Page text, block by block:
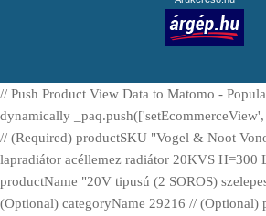
// Push Product View Data to Matomo -
dynamically
// (Required) productSKU "Vogel & Noot
lapradiátor acéllemez radiátor 20KVS H=300
productName "20V tipusú (2 SOROS)
(Optional) categoryName 29216 // (Optional)